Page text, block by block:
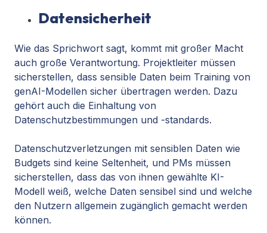
Datensicherheit
Wie das Sprichwort sagt, kommt mit großer Macht
auch große Verantwortung. Projektleiter müssen
sicherstellen, dass sensible Daten beim Training von
genAI-Modellen sicher übertragen werden. Dazu
gehört auch die Einhaltung von
Datenschutzbestimmungen und -standards.
Datenschutzverletzungen mit sensiblen Daten wie
Budgets sind keine Seltenheit, und PMs müssen
sicherstellen, dass das von ihnen gewählte KI-
Modell weiß, welche Daten sensibel sind und welche
den Nutzern allgemein zugänglich gemacht werden
können.